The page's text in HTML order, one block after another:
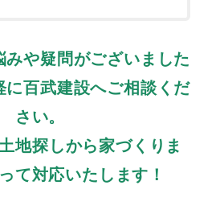
みや疑問がございました
に百武建設へご相談くだ
さい。
地探しから家づくりま
て対応いたします！